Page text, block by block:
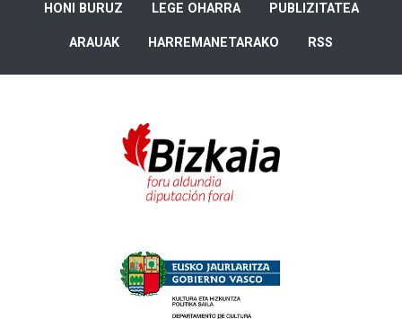
HONI BURUZ LEGE OHARRA PUBLIZITATEA
ARAUAK HARREMANETARAKO RSS